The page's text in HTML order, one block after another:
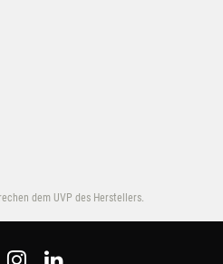
dem UVP des Herstellers.